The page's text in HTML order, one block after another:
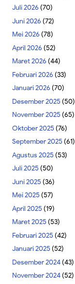
Juli 2026 (70)
Juni 2026 (72)
Mei 2026 (78)
April 2026 (52)
Maret 2026 (44)
Februari 2026 (33)
Januari 2026 (70)
Desember 2025 (50)
November 2025 (65)
Oktober 2025 (76)
September 2025 (61)
Agustus 2025 (53)
Juli 2025 (50)
Juni 2025 (36)
Mei 2025 (57)
April 2025 (19)
Maret 2025 (53)
Februari 2025 (42)
Januari 2025 (52)
Desember 2024(43)
November 2024(52)